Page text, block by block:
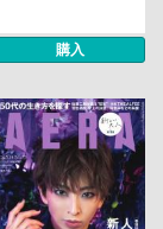
購入